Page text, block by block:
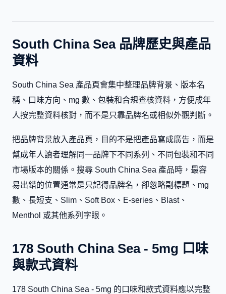
South China Sea 品牌歷史與產品
資料
South China Sea 產品頁會集中整理品牌背景、版本名
稱、口味方向、mg 數、包裝和合規查核資料，方便成年
人按完整資料核對，而不是只靠品牌名或相似外觀判斷。
把品牌背景放入產品頁，目的不是把產品寫成廣告，而是
幫成年人讀者理解同一品牌下不同系列、不同包裝和不同
市場版本的關係。搜尋 South China Sea 產品時，最容
易出錯的位置通常是只記得品牌名，卻忽略副標題、mg
數、長短支、Slim、Soft Box、E-series、Blast、
Menthol 或其他系列字眼。
178 South China Sea - 5mg 口味
與款式資料
178 South China Sea - 5mg 的口味和款式資料應以完整